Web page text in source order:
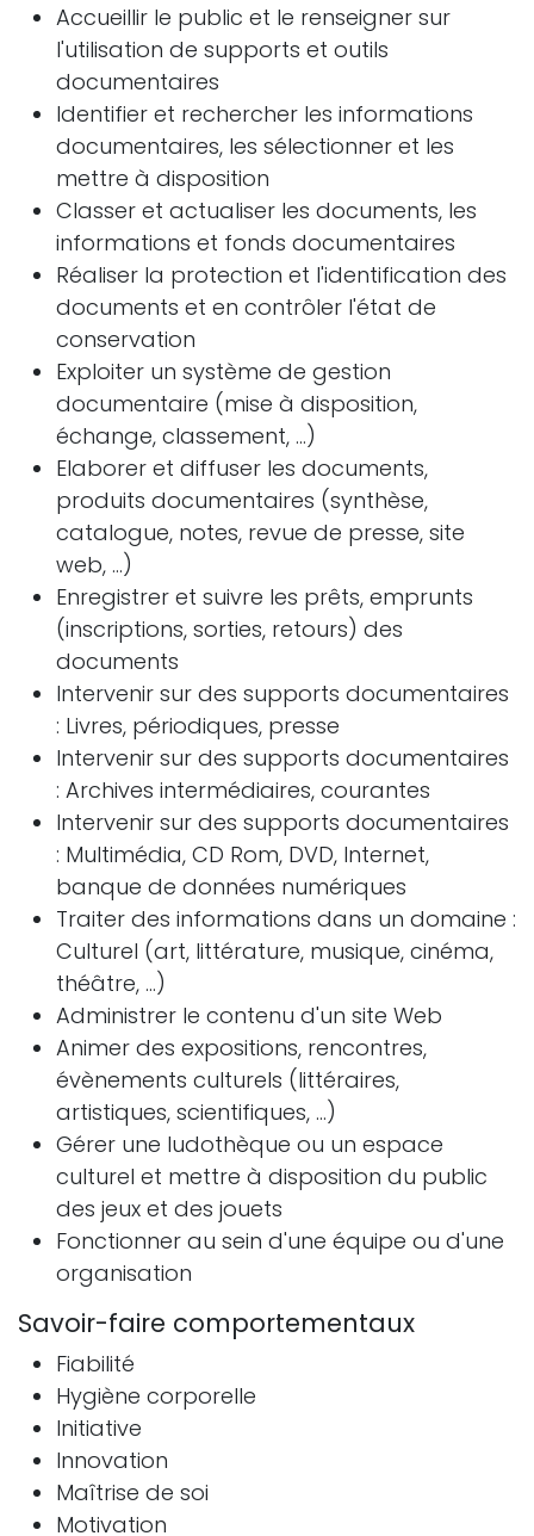
Accueillir le public et le renseigner sur
l'utilisation de supports et outils
documentaires
Identifier et rechercher les informations
documentaires, les sélectionner et les
mettre à disposition
Classer et actualiser les documents, les
informations et fonds documentaires
Réaliser la protection et l'identification des
documents et en contrôler l'état de
conservation
Exploiter un système de gestion
documentaire (mise à disposition,
échange, classement, ...)
Elaborer et diffuser les documents,
produits documentaires (synthèse,
catalogue, notes, revue de presse, site
web, ...)
Enregistrer et suivre les prêts, emprunts
(inscriptions, sorties, retours) des
documents
Intervenir sur des supports documentaires
: Livres, périodiques, presse
Intervenir sur des supports documentaires
: Archives intermédiaires, courantes
Intervenir sur des supports documentaires
: Multimédia, CD Rom, DVD, Internet,
banque de données numériques
Traiter des informations dans un domaine :
Culturel (art, littérature, musique, cinéma,
théâtre, ...)
Administrer le contenu d'un site Web
Animer des expositions, rencontres,
évènements culturels (littéraires,
artistiques, scientifiques, ...)
Gérer une ludothèque ou un espace
culturel et mettre à disposition du public
des jeux et des jouets
Fonctionner au sein d'une équipe ou d'une
organisation
Savoir-faire comportementaux
Fiabilité
Hygiène corporelle
Initiative
Innovation
Maîtrise de soi
Motivation